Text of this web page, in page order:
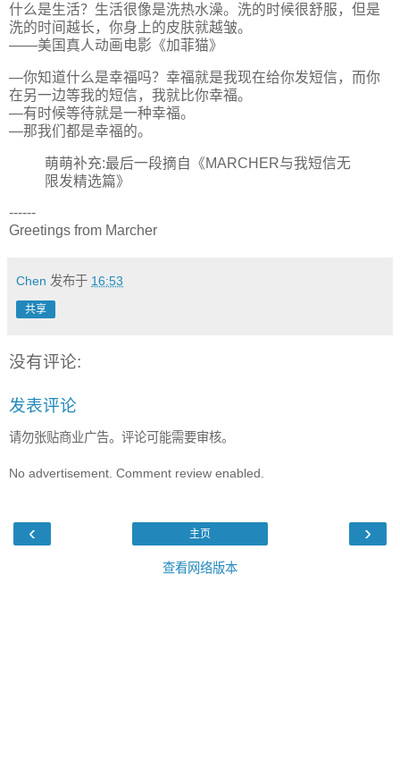
什么是生活？生活很像是洗热水澡。洗的时候很舒服，但是
洗的时间越长，你身上的皮肤就越皱。
――美国真人动画电影《加菲猫》
―你知道什么是幸福吗？幸福就是我现在给你发短信，而你
在另一边等我的短信，我就比你幸福。
―有时候等待就是一种幸福。
―那我们都是幸福的。
萌萌补充:最后一段摘自《MARCHER与我短信无
限发精选篇》
------
Greetings from Marcher
Chen 发布于 16:53
共享
没有评论:
发表评论
请勿张贴商业广告。评论可能需要审核。
No advertisement. Comment review enabled.
‹ ›
主页
查看网络版本